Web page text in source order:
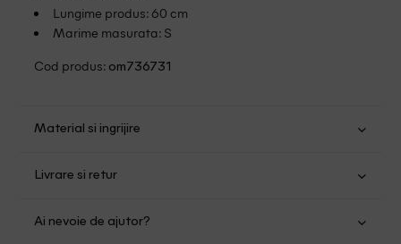
Lungime produs: 60 cm
Marime masurata: S
Cod produs: om736731
Material si ingrijire
Nu folositi inalbitor
Nu uscati in uscator
Livrare si retur
mare de 149.00 lei.
Ai nevoie de ajutor?